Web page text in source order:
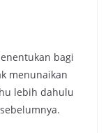
bagi
menunaikan
lebih dahulu